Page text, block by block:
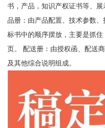
书，产品，知识产权证书等、
品册：由产品配置、技术参数
标书中的顺序摆放，主要是抓
页。 配送册：由授权函、配送
及其他综合说明组成。